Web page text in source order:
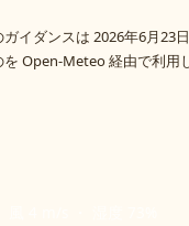
イダンスは 2026年6月23
Open-Meteo 経由で利用